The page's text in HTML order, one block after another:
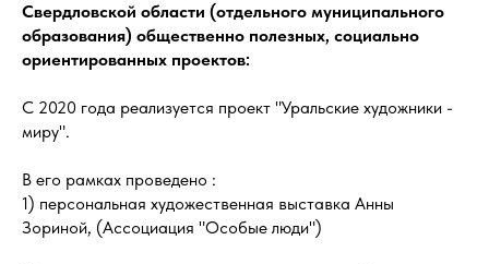
Свердловской области (отдельного муниципального
образования) общественно полезных, социально
ориентированных проектов:
С 2020 года реализуется проект "Уральские художники -
миру".
В его рамках проведено :
1) персональная художественная выставка Анны
Зориной, (Ассоциация "Особые люди")